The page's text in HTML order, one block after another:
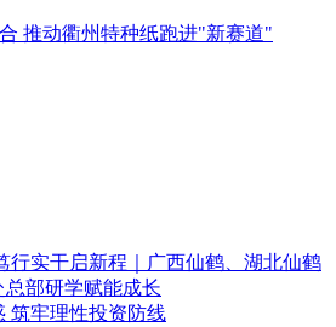
推动衢州特种纸跑进"新赛道"
行实干启新程｜广西仙鹤、湖北仙鹤
部研学赋能成长
筑牢理性投资防线